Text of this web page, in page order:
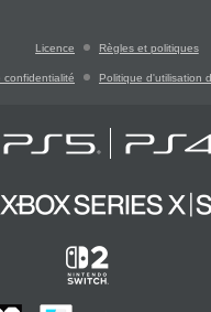
Licence Règles et politiques
confidentialité Politique d'utilisation